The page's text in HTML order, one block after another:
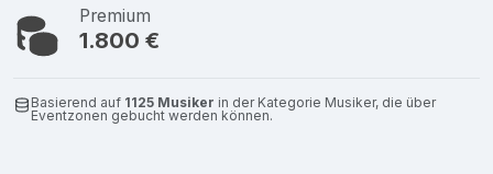
Premium
1.800 €
Basierend auf 1125 Musiker in der Kategorie Musiker, die über
Eventzonen gebucht werden können.